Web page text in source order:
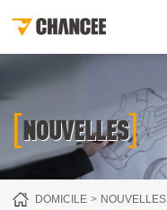
[NOUVELLES]
DOMICILE NOUVELLES